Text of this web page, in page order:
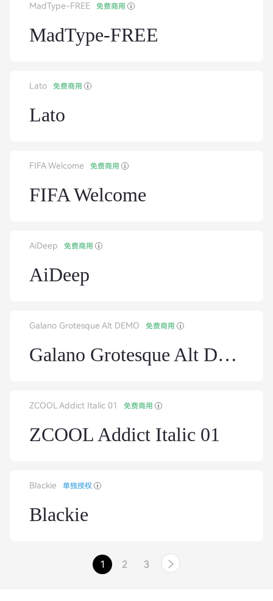
MadType-FREE 免费商用
MadType-FREE
Lato 免费商用
Lato
FIFA Welcome 免费商用
FIFA Welcome
AiDeep 免费商用
AiDeep
Galano Grotesque Alt DEMO 免费商用
Galano Grotesque Alt DEMO
ZCOOL Addict Italic 01 免费商用
ZCOOL Addict Italic 01
Blackie 单独授权
Blackie
1 2 3 